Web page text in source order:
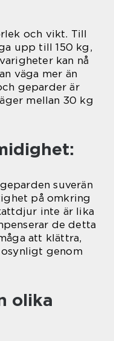
och vikt. Till
upp till 150 kg,
kan nå
väga mer än
geparder är
mellan 30 kg
suverän
på omkring
inte är lika
de detta
att klättra,
genom
olika